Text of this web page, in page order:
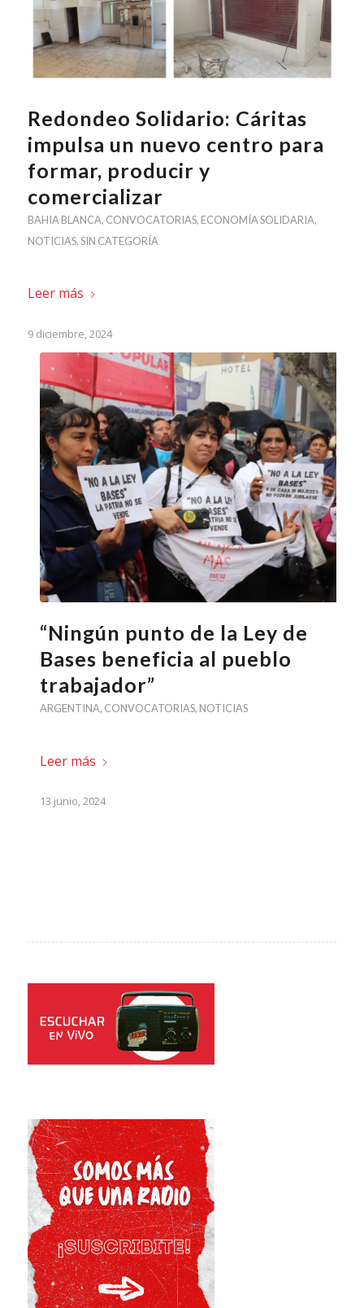
Redondeo Solidario: Cáritas
impulsa un nuevo centro para
formar, producir y
comercializar
BAHIA BLANCA, CONVOCATORIAS, ECONOMÍA SOLIDARIA,
NOTICIAS,SIN CATEGORÍA
Leer más
9 diciembre, 2024
“Ningún punto de la Ley de
Bases beneficia al pueblo
trabajador”
ARGENTINA, CONVOCATORIAS, NOTICIAS
Leer más
13 junio, 2024